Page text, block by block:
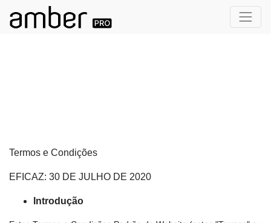
Termos e Condições
EFICAZ: 30 DE JULHO DE 2020
Introdução